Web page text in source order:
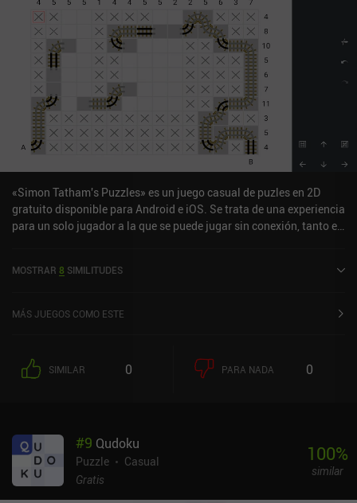
«Simon Tatham's Puzzles» es un juego casual de puzles en 2D
gratuito disponible para Android e iOS. Se trata de una experiencia
para un solo jugador a la que se puede jugar sin conexión, tanto en
una puntuación de 4,9 sobre 5,0 en Google Play y de 4,8 sobre 5,0
MOSTRAR 8 SIMILITUDES
MÁS JUEGOS COMO ESTE
SIMILAR 0 PARA NADA 0
#9 Qudoku
Puzzle
Casual
Gratis
100%
similar